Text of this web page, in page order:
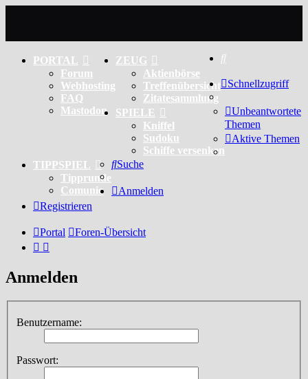
PORTAL
Forum
Webhosting
FAQ
Mastodon
ZEUG
Aktienbörse
Treffenübersicht
Zitatesammlung
SPIELE
Kniffel
Sudoku
Schiffe versenken
TIPPSPIEL
Tipprunde
Comunio
Schnellzugriff
Unbeantwortete
Themen
Aktive Themen
Suche
Anmelden
Registrieren
Portal Foren-Übersicht
Anmelden
Benutzername:
Passwort: